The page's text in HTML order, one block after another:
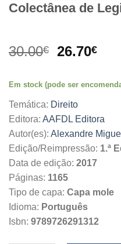
Colectânea de
30.00€
O
original
30.00€.
26.70€O
Em stock (pode ser
Temática: Direito
Editora: AAFDL Editora
Autor(es): Alexandre
Edição/Reimpressão: 1.ª
Data de edição: 2017
Páginas: 1165
Tipo de capa: Capa mole
Idioma: Português
Isbn: 9789726291312